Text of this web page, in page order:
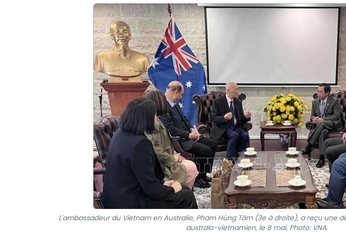
L'ambassadeur du Vietnam en Australie, Pham Hùng Tâm (3e à droite), a reçu une
australo-vietnamien, le 8 mai. Photo: VNA.